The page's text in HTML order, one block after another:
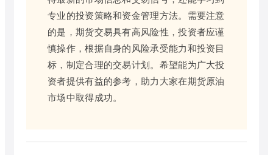
专业的投资策略和资金管理方法。需要注意
的是，期货交易具有高风险性，投资者应谨
慎操作，根据自身的风险承受能力和投资目
标，制定合理的交易计划。希望能为广大投
资者提供有益的参考，助力大家在期货原油
市场中取得成功。